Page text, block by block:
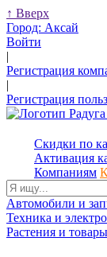
↑ Вверх
Город: Аксай
Войти
|
Регистрация
|
Регистрация
Скидки по
Активация
Компаниям
Автомобили и
Техника и
Растения и